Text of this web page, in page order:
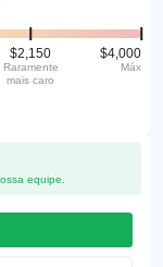
$2,150
Raramente
mais caro
$4,000
Máx
equipe.